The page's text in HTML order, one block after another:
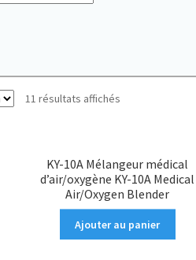
11 résultats affichés
KY-10A Mélangeur médical
d’air/oxygène KY-10A Medical
Air/Oxygen Blender
Ajouter au panier